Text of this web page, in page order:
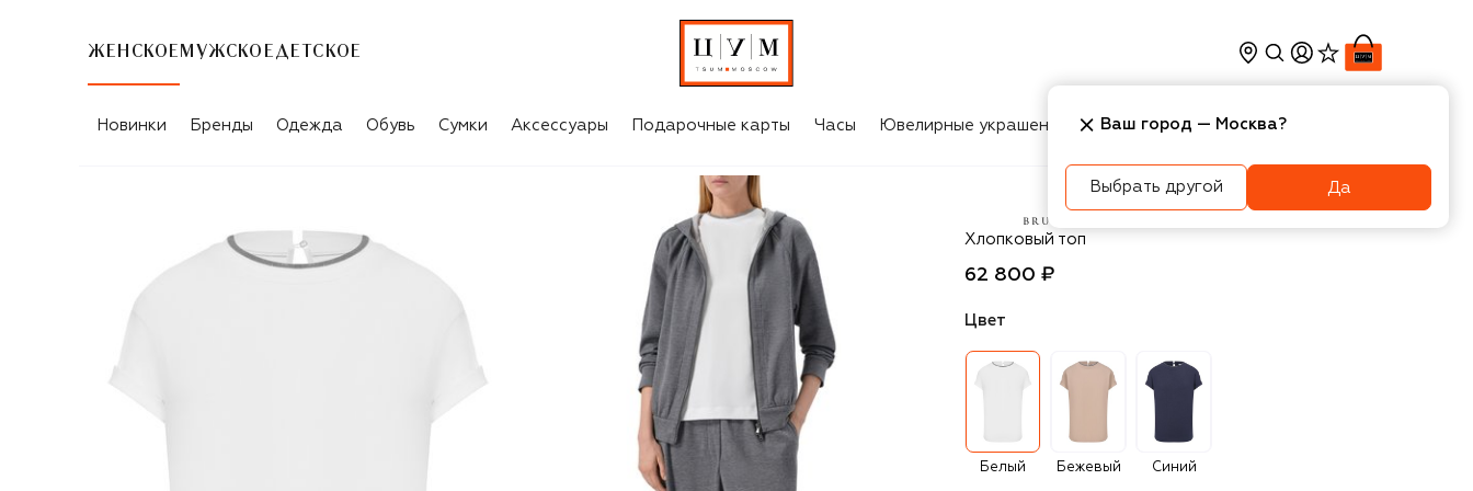
ЖЕНСКОЕ МУЖСКОЕ ДЕТСКОЕ
Новинки Бренды Одежда Обувь Сумки Аксессуары Подарочные карты Часы Ювелирные украшения Косметика Интерьер
Brunello Cucinelli
Хлопковый топ
62 800 ₽
Цвет
Белый Бежевый Синий
Ваш город — Москва?
Выбрать другой Да